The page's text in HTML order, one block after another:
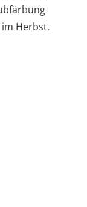
Herbst.